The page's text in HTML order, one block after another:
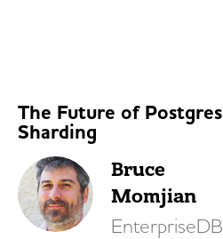
The Future of Postgres
Sharding
Bruce
Momjian
EnterpriseDB